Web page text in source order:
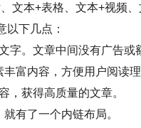
文本+表格、文本+视频
以下几点：
字。文章中间没有广告或
富内容，方便用户阅读理
，获得高质量的文章。
有了一个内链布局。